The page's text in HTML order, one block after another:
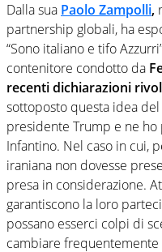
Dalla sua Paolo Zampolli,
partnership globali, ha
“Sono italiano e tifo
contenitore condotto da
recenti dichiarazioni
sottoposto questa idea del
presidente Trump e ne ho
Infantino. Nel caso in cui,
iraniana non dovesse
presa in considerazione.
garantiscono la loro
possano esserci colpi di
cambiare